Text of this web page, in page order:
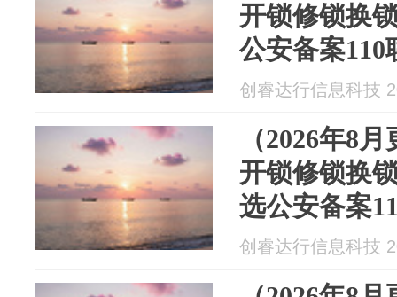
开锁修锁换
公安备案110
创睿达行信息科技
（2026年8
开锁修锁换
选公安备案
全资质连锁
创睿达行信息科技